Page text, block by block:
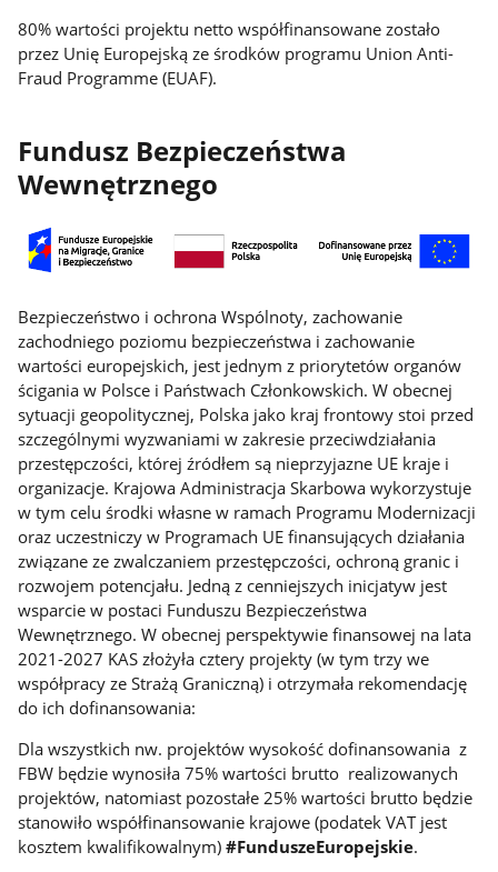
80% wartości projektu netto współfinansowane zostało
przez Unię Europejską ze środków programu Union Anti-
Fraud Programme (EUAF).
Fundusz Bezpieczeństwa
Wewnętrznego
Bezpieczeństwo i ochrona Wspólnoty, zachowanie
zachodniego poziomu bezpieczeństwa i zachowanie
wartości europejskich, jest jednym z priorytetów organów
ścigania w Polsce i Państwach Członkowskich. W obecnej
sytuacji geopolitycznej, Polska jako kraj frontowy stoi przed
szczególnymi wyzwaniami w zakresie przeciwdziałania
przestępczości, której źródłem są nieprzyjazne UE kraje i
organizacje. Krajowa Administracja Skarbowa wykorzystuje
w tym celu środki własne w ramach Programu Modernizacji
oraz uczestniczy w Programach UE finansujących działania
związane ze zwalczaniem przestępczości, ochroną granic i
rozwojem potencjału. Jedną z cenniejszych inicjatyw jest
wsparcie w postaci Funduszu Bezpieczeństwa
Wewnętrznego. W obecnej perspektywie finansowej na lata
2021-2027 KAS złożyła cztery projekty (w tym trzy we
współpracy ze Strażą Graniczną) i otrzymała rekomendację
do ich dofinansowania:
Dla wszystkich nw. projektów wysokość dofinansowania z
FBW będzie wynosiła 75% wartości brutto realizowanych
projektów, natomiast pozostałe 25% wartości brutto będzie
stanowiło współfinansowanie krajowe (podatek VAT jest
kosztem kwalifikowalnym)#FunduszeEuropejskie.